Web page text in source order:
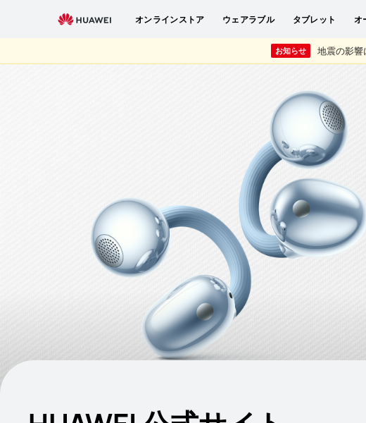
オンラインストア ウェアラブル タブレット オ
お知らせ 地震の影響